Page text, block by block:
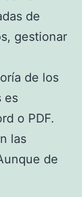
de
gestionar
de los
es
o PDF.
las
de